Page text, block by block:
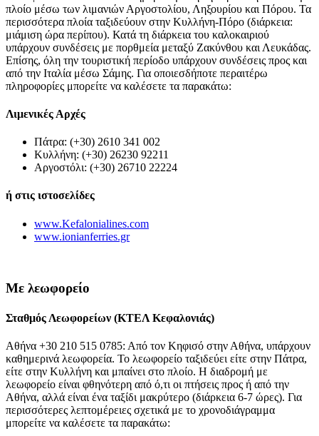
πλοίο μέσω των λιμανιών Αργοστολίου, Ληξουρίου και Πόρου. Τα
περισσότερα πλοία ταξιδεύουν στην Κυλλήνη-Πόρο (διάρκεια:
μιάμιση ώρα περίπου). Κατά τη διάρκεια του καλοκαιριού
υπάρχουν συνδέσεις με πορθμεία μεταξύ Ζακύνθου και Λευκάδας.
Επίσης, όλη την τουριστική περίοδο υπάρχουν συνδέσεις προς και
από την Ιταλία μέσω Σάμης. Για οποιεσδήποτε περαιτέρω
πληροφορίες μπορείτε να καλέσετε τα παρακάτω:
Λιμενικές Αρχές
Πάτρα: (+30) 2610 341 002
Κυλλήνη: (+30) 26230 92211
Αργοστόλι: (+30) 26710 22224
ή στις ιστοσελίδες
www.Kefalonialines.com
www.ionianferries.gr
Με λεωφορείο
Σταθμός Λεωφορείων (ΚΤΕΛ Κεφαλονιάς)
Αθήνα +30 210 515 0785: Από τον Κηφισό στην Αθήνα, υπάρχουν
καθημερινά λεωφορεία. Το λεωφορείο ταξιδεύει είτε στην Πάτρα,
είτε στην Κυλλήνη και μπαίνει στο πλοίο. Η διαδρομή με
λεωφορείο είναι φθηνότερη από ό,τι οι πτήσεις προς ή από την
Αθήνα, αλλά είναι ένα ταξίδι μακρύτερο (διάρκεια 6-7 ώρες). Για
περισσότερες λεπτομέρειες σχετικά με το χρονοδιάγραμμα
μπορείτε να καλέσετε τα παρακάτω: